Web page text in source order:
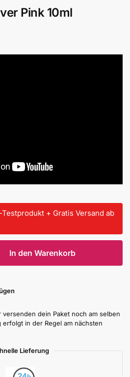
Pink 10ml
+ Gratis Versand ab
In den Warenkorb
versenden dein Paket noch am selben
erfolgt in der Regel am nächsten
Lieferung